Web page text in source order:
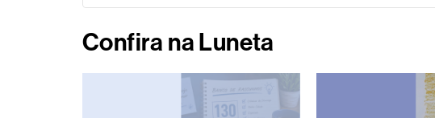
Confira na Luneta